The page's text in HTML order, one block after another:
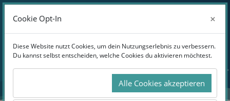
Zum Hauptinhalt
Website-Übersicht
Anmelden
Cookie Opt-In ×
Diese Website nutzt Cookies, um dein Nutzungserlebnis zu verbessern.
Du kannst selbst entscheiden, welche Cookies du aktivieren möchtest.
Alle Cookies akzeptieren
Cookie Opt-In ×
Diese Website nutzt Cookies, um dein Nutzungserlebnis zu verbessern.
Du kannst selbst entscheiden, welche Cookies du aktivieren möchtest.
Alle Cookies akzeptieren